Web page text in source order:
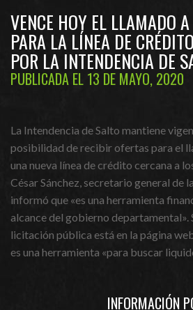
VENCE HOY EL LLAMADO
PARA LA LÍNEA DE
POR LA INTENDENCIA DE
PUBLICADA EL 13 DE MAYO, 2020
La Intendencia de Salto mantiene
posibilidad de recibir ofertas para el
una nueva línea de crédito cercana a
César Sánchez, secretario general de
informó que «es una herramienta
alcance del gobierno departamental».
licitación pública está en la página
es una herramienta «para buscar
INFORMACIÓN